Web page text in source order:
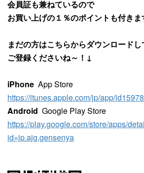
会員証も兼ねているので
お買い上げの１％のポイントも付きま
まだの方はこちらからダウンロードし
ご登録くださいね～！↓
iPhone App Store
https://itunes.apple.com/jp/app/
Android Google Play Store
https://play.google.com/store/apps/
id=jp.ajg.gensenya